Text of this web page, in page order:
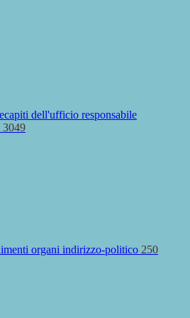
dell'ufficio responsabile
3049
organi indirizzo-politico 250